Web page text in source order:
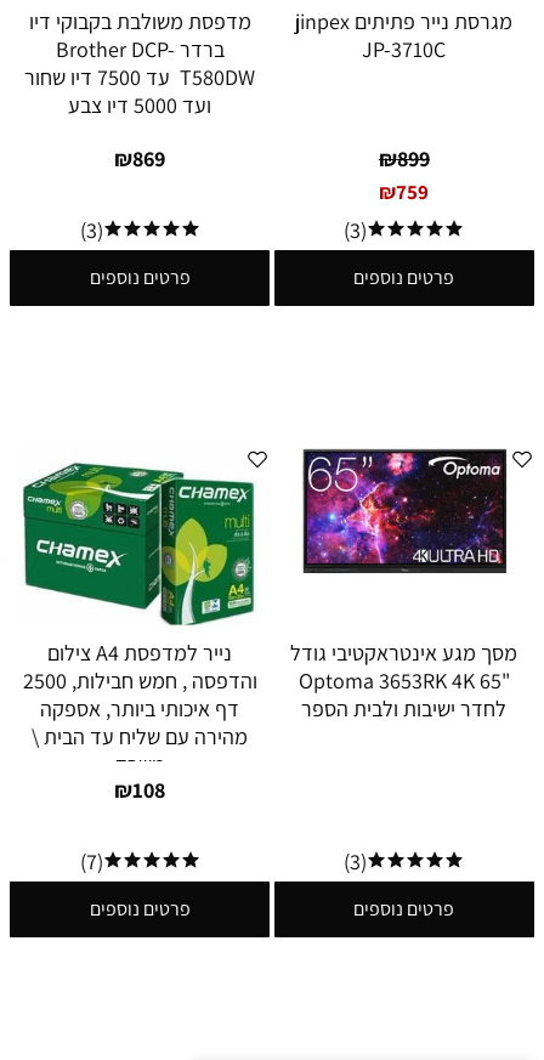
מגרסת נייר פתיתים jinpex
JP-3710C
₪899
₪759
(3)
פרטים נוספים
מדפסת משולבת בקבוקי דיו
ברדר Brother DCP-
T580DW עד 7500 דיו שחור
ועד 5000 דיו צבע
₪869
(3)
פרטים נוספים
מסך מגע אינטראקטיבי גודל
"65 Optoma 3653RK 4K
לחדר ישיבות ולבית הספר
(3)
פרטים נוספים
נייר למדפסת A4 צילום
והדפסה , חמש חבילות, 2500
דף איכותי ביותר, אספקה
מהירה עם שליח עד הבית \
משרד
₪108
(7)
פרטים נוספים